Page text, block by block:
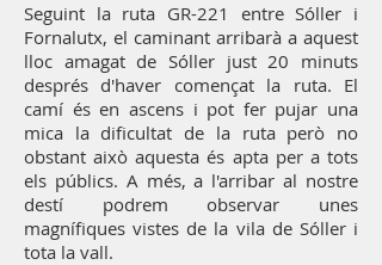
Seguint la ruta GR-221 entre Sóller i
Fornalutx, el caminant arribarà a aquest
lloc amagat de Sóller just 20 minuts
després d'haver començat la ruta. El
camí és en ascens i pot fer pujar una
mica la dificultat de la ruta però no
obstant això aquesta és apta per a tots
els públics. A més, a l'arribar al nostre
destí podrem observar unes
magnífiques vistes de la vila de Sóller i
tota la vall.